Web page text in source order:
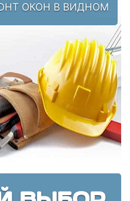
ОКОН В ВИДНОМ